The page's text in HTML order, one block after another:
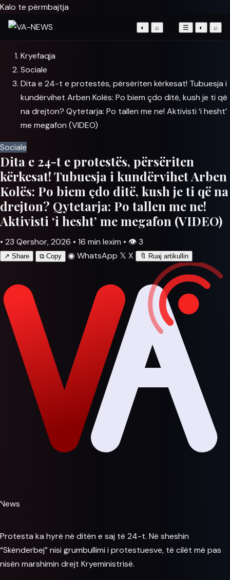
Kalo te përmbajtja
◐ ⌕ ☰ ◐ ⌕
Kryefaqja
Sociale
Dita e 24-t e protestës, përsëriten kërkesat! Tubuesja i
kundërvihet Arben Kolës: Po biem çdo ditë, kush je ti që
na drejton? Qytetarja: Po tallen me ne! Aktivisti ‘i hesht’
me megafon (VIDEO)
Sociale
Dita e 24-t e protestës, përsëriten
kërkesat! Tubuesja i kundërvihet Arben
Kolës: Po biem çdo ditë, kush je ti që na
drejton? Qytetarja: Po tallen me ne!
Aktivisti ‘i hesht’ me megafon (VIDEO)
• 23 Qershor, 2026 • 16 min lexim • 👁3
↗ Share ⧉ Copy ◉ WhatsApp 𝕏 X 🔖 Ruaj artikullin
News
Protesta ka hyrë në ditën e saj të 24-t. Në sheshin
“Skënderbej” nisi grumbullimi i protestuesve, të cilët më pas
nisën marshimin drejt Kryeministrisë.